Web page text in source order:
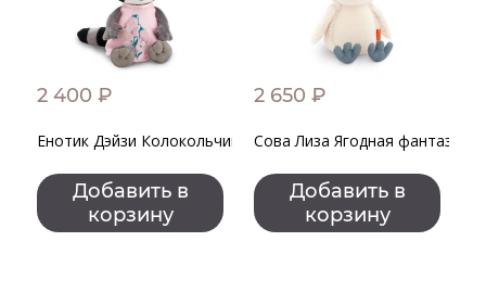
2 400 ₽
Енотик Дэйзи Колокольчики
Добавить в
корзину
2 650 ₽
Сова Лиза Ягодная фантазия
Добавить в
корзину